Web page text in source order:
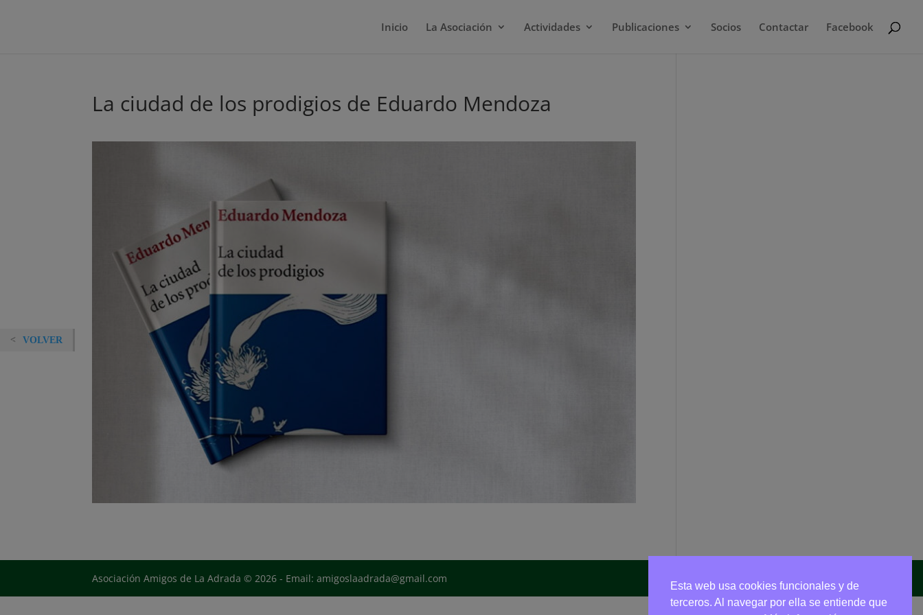
Inicio La Asociación Actividades Publicaciones Socios Contactar Facebook
La ciudad de los prodigios de Eduardo Mendoza
Asociación Amigos de La Adrada © 2026 - Email: amigoslaadrada@gmail.com
VOLVER
Esta web usa cookies funcionales y de
terceros. Al navegar por ella se entiende que